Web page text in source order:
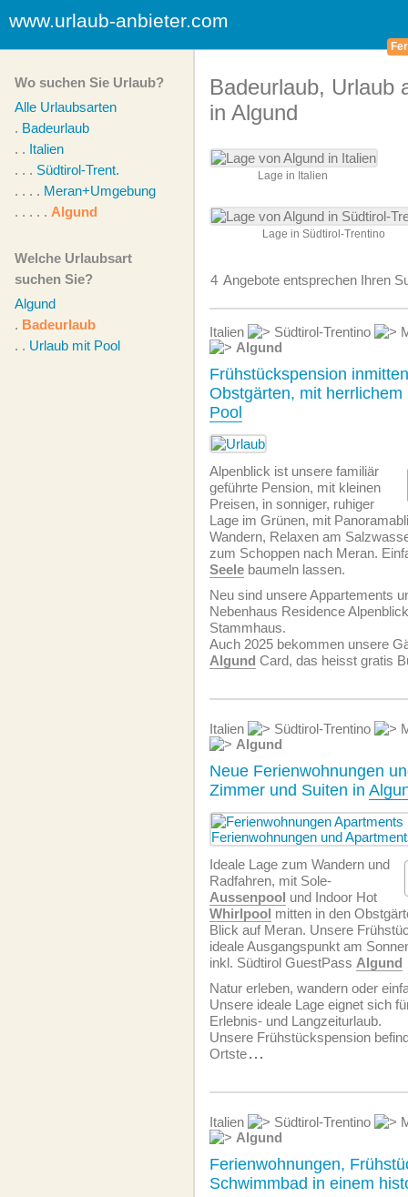
www.urlaub-anbieter.com
Wo suchen Sie Urlaub?
Alle Urlaubsarten
. Badeurlaub
. . Italien
. . . Südtirol-Trent.
. . . . Meran+Umgebung
. . . . . Algund
Welche Urlaubsart
suchen Sie?
Algund
. Badeurlaub
. . Urlaub mit Pool
Badeurlaub, Urlaub
in Algund
Lage in Italien
Lage in Südtirol-Trentino
4 Angebote entsprechen Ihren
Italien Südtirol-Trentino
Algund
Frühstückspension
Obstgärten, mit herrlichem
Pool
Alpenblick ist unsere familiär
geführte Pension, mit kleinen
Preisen, in sonniger, ruhiger
Lage im Grünen, mit
Wandern, Relaxen am
zum Schoppen nach Meran.
Seele baumeln lassen.
Neu sind unsere Appartements
Nebenhaus Residence
Stammhaus.
Auch 2025 bekommen unsere
Algund Card, das heisst gratis
Italien Südtirol-Trentino
Algund
Neue Ferienwohnungen
Zimmer und Suiten in
Ideale Lage zum Wandern und
Radfahren, mit Sole-
Aussenpool und Indoor Hot
Whirlpool mitten in den
Blick auf Meran. Unsere
ideale Ausgangspunkt am
inkl. Südtirol GuestPass Algund
Natur erleben, wandern oder
Unsere ideale Lage eignet sich
Erlebnis- und Langzeiturlaub.
Unsere Frühstückspension
Ortste...
Italien Südtirol-Trentino
Algund
Ferienwohnungen,
Schwimmbad in einem